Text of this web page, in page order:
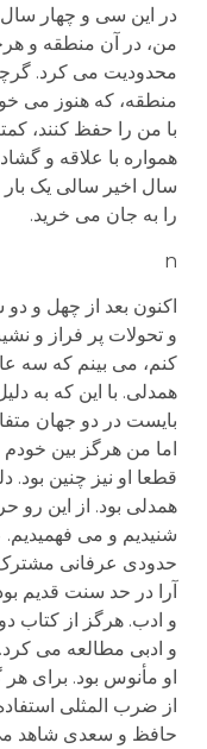
در این سی و چهار سال
من، در آن منطقه و
محدودیت می کرد.
منطقه، که هنوز می
با من را حفظ کنند،
همواره با علاقه و
سال اخیر سالی یک
را به جان می خرید.
n
اکنون بعد از چهل و
و تحولات پر فراز و
کنم، می بینم که سه
همدلی. با این که به
بایست در دو جهان
اما من هرگز بین
قطعا او نیز چنین بود.
همدلی بود. از این رو
شنیدیم و می فهمیدیم.
حدودی عرفانی مشترک
آرا در حد سنت قدیم
و ادب. هرگز از کتاب
و ادبی مطالعه می
او مأنوس بود. برای
از ضرب المثلی
حافظ و سعدی شاهد می